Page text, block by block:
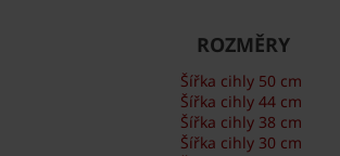
ROZMĚRY
Šířka cihly 50 cm
Šířka cihly 44 cm
Šířka cihly 38 cm
Šířka cihly 30 cm